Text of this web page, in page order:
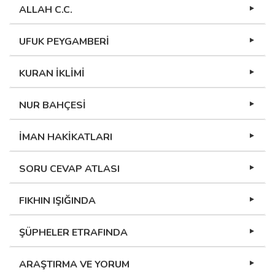
ALLAH C.C.
UFUK PEYGAMBERİ
KURAN İKLİMİ
NUR BAHÇESİ
İMAN HAKİKATLARI
SORU CEVAP ATLASI
FIKHIN IŞIĞINDA
ŞÜPHELER ETRAFINDA
ARAŞTIRMA VE YORUM